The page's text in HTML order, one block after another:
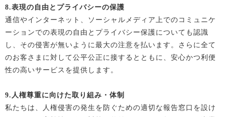
8.表現の自由とプライバシーの保護
通信やインターネット、ソーシャルメディア上でのコミュニケ
ーションでの表現の自由とプライバシー保護についても認識
し、その侵害が無いように最大の注意を払います。さらに全て
のお客さまに対して公平公正に接するとともに、安心かつ利便
性の高いサービスを提供します。
9. 人権尊重に向けた取り組み・体制
私たちは、人権侵害の発生を防ぐための適切な報告窓口を設け